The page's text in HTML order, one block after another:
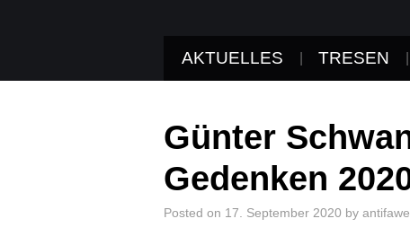
AKTUELLES TRESEN
Günter
Gedenken
Posted on 17. September 2020 by